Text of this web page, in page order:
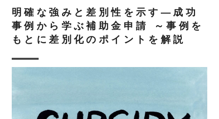
明確な強みと差別性を示す―成功
事例から学ぶ補助金申請 ～事例を
もとに差別化のポイントを解説